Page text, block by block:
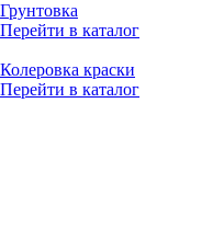
Грунтовка
Перейти в каталог
Колеровка краски
Перейти в каталог